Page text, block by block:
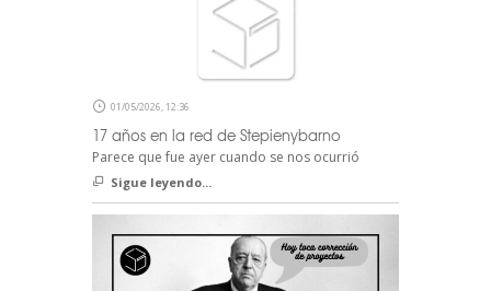
01/05/2026, 12:36
17 años en la red de Stepienybarno
Parece que fue ayer cuando se nos ocurrió
Sigue leyendo...